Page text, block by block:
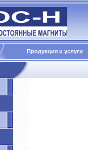
Продукция и услуги